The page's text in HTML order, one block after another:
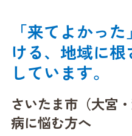
「来てよかっ
ける、 地域に根
しています。
さいたま市（大宮
病に悩む方へ